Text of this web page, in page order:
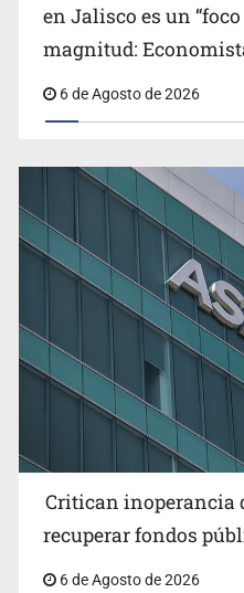
Congreso, de vacación y
en Jalisco es un
magnitud:
6 de Agosto de 2026
Critican inoperancia
recuperar fondos
6 de Agosto de 2026